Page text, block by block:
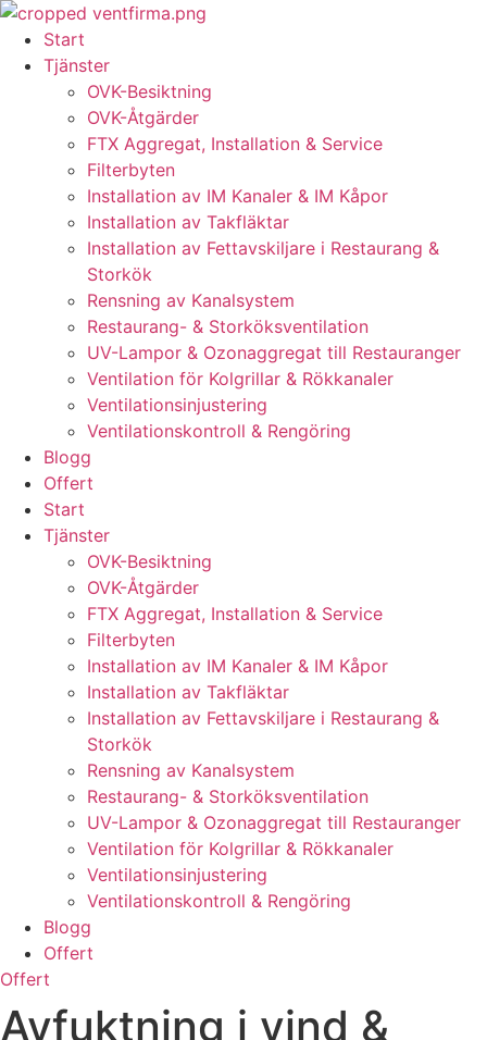
Skip
content
Start
Tjänster
OVK-Besiktning
OVK-Åtgärder
FTX Aggregat, Installation & Service
Filterbyten
Installation av IM Kanaler & IM Kåpor
Installation av Takfläktar
Installation av Fettavskiljare i Restaurang &
Storkök
Rensning av Kanalsystem
Restaurang- & Storköksventilation
UV-Lampor & Ozonaggregat till Restauranger
Ventilation för Kolgrillar & Rökkanaler
Ventilationsinjustering
Ventilationskontroll & Rengöring
Blogg
Offert
Start
Tjänster
OVK-Besiktning
OVK-Åtgärder
FTX Aggregat, Installation & Service
Filterbyten
Installation av IM Kanaler & IM Kåpor
Installation av Takfläktar
Installation av Fettavskiljare i Restaurang &
Storkök
Rensning av Kanalsystem
Restaurang- & Storköksventilation
UV-Lampor & Ozonaggregat till Restauranger
Ventilation för Kolgrillar & Rökkanaler
Ventilationsinjustering
Ventilationskontroll & Rengöring
Blogg
Offert
Offert
Avfuktning i vind &